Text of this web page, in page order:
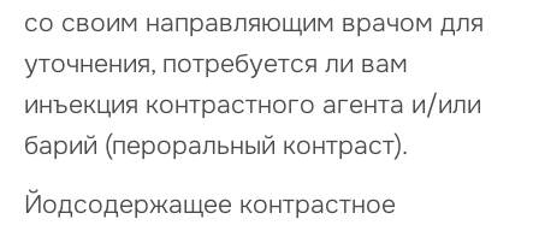
со своим направляющим врачом для
уточнения, потребуется ли вам
инъекция контрастного агента и/или
барий (пероральный контраст).
Йодсодержащее контрастное